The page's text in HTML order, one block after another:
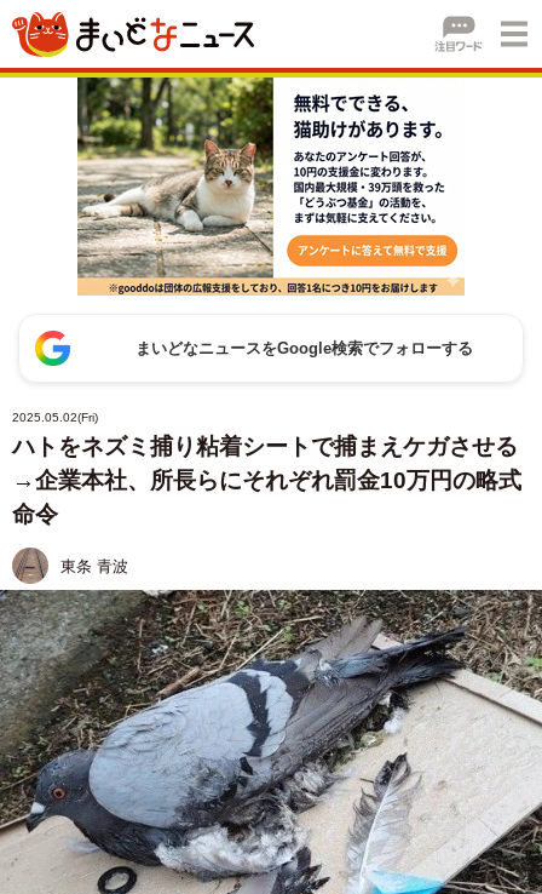
まいどなニュースをGoogle検索でフォローする
2025.05.02(Fri)
ハトをネズミ捕り粘着シートで捕まえケガさせる
→企業本社、所長らにそれぞれ罰金10万円の略式
命令
東条 青波